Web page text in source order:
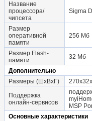
Название
процессора/
чипсета
Sigma
Размер
оперативной
памяти
256 Мб
Размер Flash-
памяти
32 Мб
Дополнительно
Размеры (ШxВxГ)
Поддержка
онлайн-сервисов
MSP
Основные характеристики